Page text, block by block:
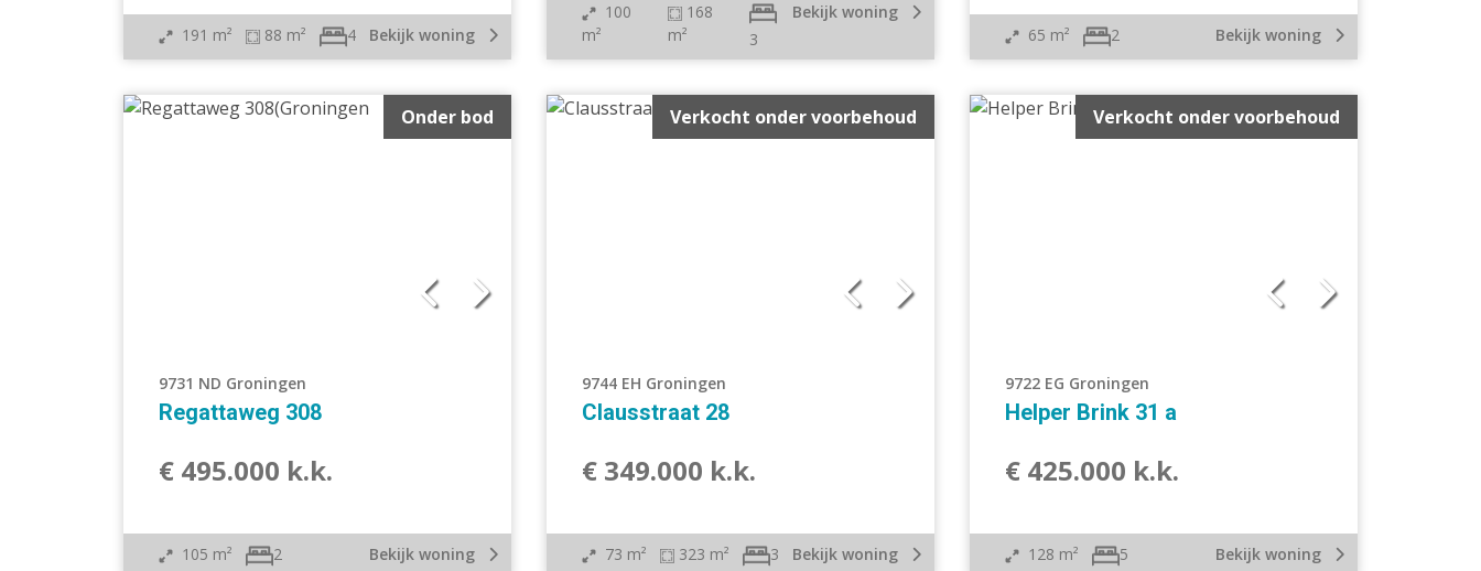
191 m² 88 m² 4 Bekijk woning
100
m²
168
m²
3
Bekijk woning
65 m² 2 Bekijk woning
Onder bod
9731 ND Groningen
Regattaweg 308
€ 495.000 k.k.
105 m² 2 Bekijk woning
Verkocht onder voorbehoud
9744 EH Groningen
Clausstraat 28
€ 349.000 k.k.
73 m² 323 m² 3 Bekijk woning
Verkocht onder voorbehoud
9722 EG Groningen
Helper Brink 31 a
€ 425.000 k.k.
128 m² 5 Bekijk woning